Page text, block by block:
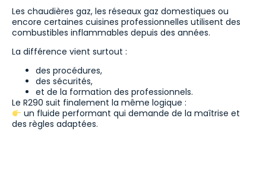
Les chaudières gaz, les réseaux gaz domestiques ou
encore certaines cuisines professionnelles utilisent des
combustibles inflammables depuis des années.
La différence vient surtout :
des procédures,
des sécurités,
et de la formation des professionnels.
Le R290 suit finalement la même logique :
un fluide performant qui demande de la maîtrise et
des règles adaptées.